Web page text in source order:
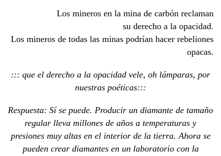
Los mineros en la mina de carbón reclaman
su derecho a la opacidad.
Los mineros de todas las minas podrían hacer rebeliones
opacas.
::: que el derecho a la opacidad vele, oh lámparas, por
nuestras poéticas:::
Respuesta: Sí se puede. Producir un diamante de tamaño
regular lleva millones de años a temperaturas y
presiones muy altas en el interior de la tierra. Ahora se
pueden crear diamantes en un laboratorio con la